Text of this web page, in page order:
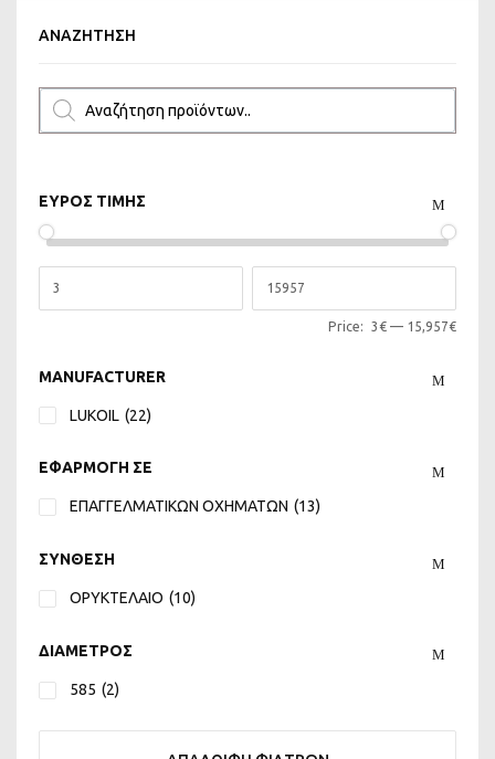
ΑΝΑΖΉΤΗΣΗ
ΕΥΡΟΣ ΤΙΜΗΣ
Price: 3€ — 15,957€
MANUFACTURER
LUKOIL (22)
ΕΦΑΡΜΟΓΗ ΣΕ
ΕΠΑΓΓΕΛΜΑΤΙΚΩΝ ΟΧΗΜΑΤΩΝ (13)
ΣΥΝΘΕΣΗ
ΟΡΥΚΤΕΛΑΙΟ (10)
ΔΙΑΜΕΤΡΟΣ
585 (2)